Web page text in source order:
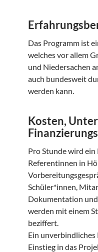
Das Programm ist
welches vor allem
und Niedersachen
auch bundesweit
werden kann.
Kosten,
Pro Stunde wird
Referentinnen in
Schüler*innen,
Dokumentation
werden mit einem
beziffert.
Ein unverbindliches
Einstieg in das